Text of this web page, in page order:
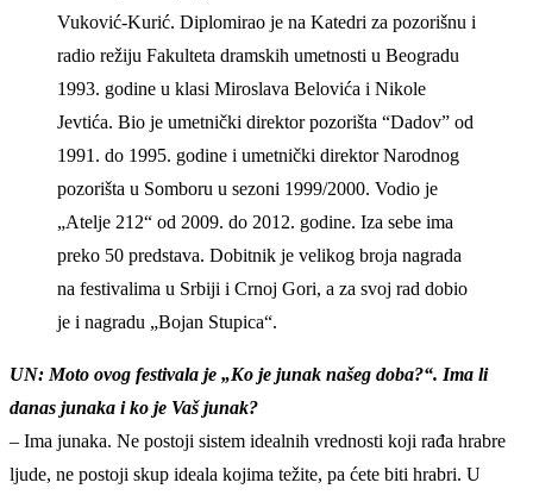
Vuković-Kurić. Diplomirao je na Katedri za pozorišnu i
radio režiju Fakulteta dramskih umetnosti u Beogradu
1993. godine u klasi Miroslava Belovića i Nikole
Jevtića. Bio je umetnički direktor pozorišta “Dadov” od
1991. do 1995. godine i umetnički direktor Narodnog
pozorišta u Somboru u sezoni 1999/2000. Vodio je
„Atelje 212“ od 2009. do 2012. godine. Iza sebe ima
preko 50 predstava. Dobitnik je velikog broja nagrada
na festivalima u Srbiji i Crnoj Gori, a za svoj rad dobio
je i nagradu „Bojan Stupica“.
UN: Moto ovog festivala je „Ko je junak našeg doba?“. Ima li
danas junaka i ko je Vaš junak?
– Ima junaka. Ne postoji sistem idealnih vrednosti koji rađa hrabre
ljude, ne postoji skup ideala kojima težite, pa ćete biti hrabri. U